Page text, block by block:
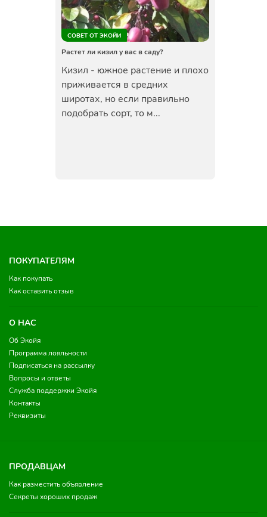
СОВЕТ ОТ ЭКОЙИ
Растет ли кизил у вас в саду?
Кизил - южное растение и плохо
приживается в средних
широтах, но если правильно
подобрать сорт, то м...
ПОКУПАТЕЛЯМ
Как покупать
Как оставить отзыв
О НАС
Об Экойя
Программа лояльности
Подписаться на рассылку
Вопросы и ответы
Служба поддержки Экойя
Контакты
Реквизиты
ПРОДАВЦАМ
Как разместить объявление
Секреты хороших продаж